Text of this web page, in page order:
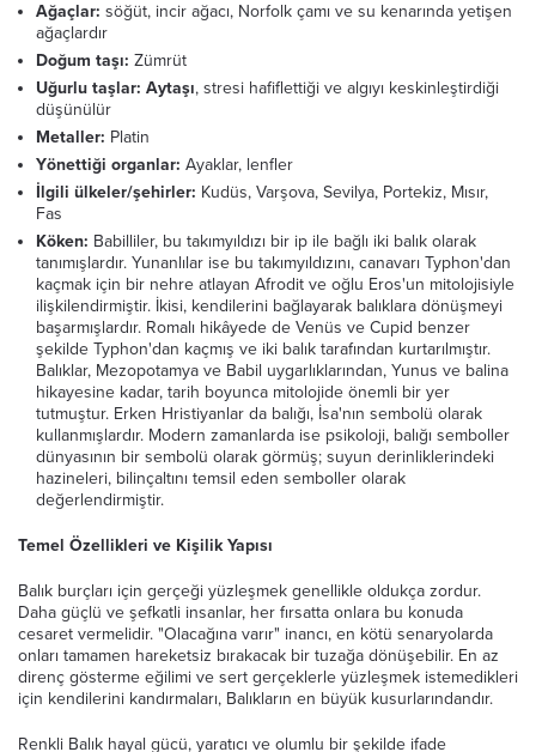
Ağaçlar: söğüt, incir ağacı, Norfolk çamı ve su kenarında yetişen
ağaçlardır
Doğum taşı: Zümrüt
Uğurlu taşlar: Aytaşı, stresi hafiflettiği ve algıyı keskinleştirdiği
düşünülür
Metaller: Platin
Yönettiği organlar: Ayaklar, lenfler
İlgili ülkeler/şehirler: Kudüs, Varşova, Sevilya, Portekiz, Mısır,
Fas
Köken: Babilliler, bu takımyıldızı bir ip ile bağlı iki balık olarak
tanımışlardır. Yunanlılar ise bu takımyıldızını, canavarı Typhon'dan
kaçmak için bir nehre atlayan Afrodit ve oğlu Eros'un mitolojisiyle
ilişkilendirmiştir. İkisi, kendilerini bağlayarak balıklara dönüşmeyi
başarmışlardır. Romalı hikâyede de Venüs ve Cupid benzer
şekilde Typhon'dan kaçmış ve iki balık tarafından kurtarılmıştır.
Balıklar, Mezopotamya ve Babil uygarlıklarından, Yunus ve balina
hikayesine kadar, tarih boyunca mitolojide önemli bir yer
tutmuştur. Erken Hristiyanlar da balığı, İsa'nın sembolü olarak
kullanmışlardır. Modern zamanlarda ise psikoloji, balığı semboller
dünyasının bir sembolü olarak görmüş; suyun derinliklerindeki
hazineleri, bilinçaltını temsil eden semboller olarak
değerlendirmiştir.
Temel Özellikleri ve Kişilik Yapısı
Balık burçları için gerçeği yüzleşmek genellikle oldukça zordur.
Daha güçlü ve şefkatli insanlar, her fırsatta onlara bu konuda
cesaret vermelidir. "Olacağına varır" inancı, en kötü senaryolarda
onları tamamen hareketsiz bırakacak bir tuzağa dönüşebilir. En az
direnç gösterme eğilimi ve sert gerçeklerle yüzleşmek istemedikleri
için kendilerini kandırmaları, Balıkların en büyük kusurlarındandır.
Renkli Balık hayal gücü, yaratıcı ve olumlu bir şekilde ifade